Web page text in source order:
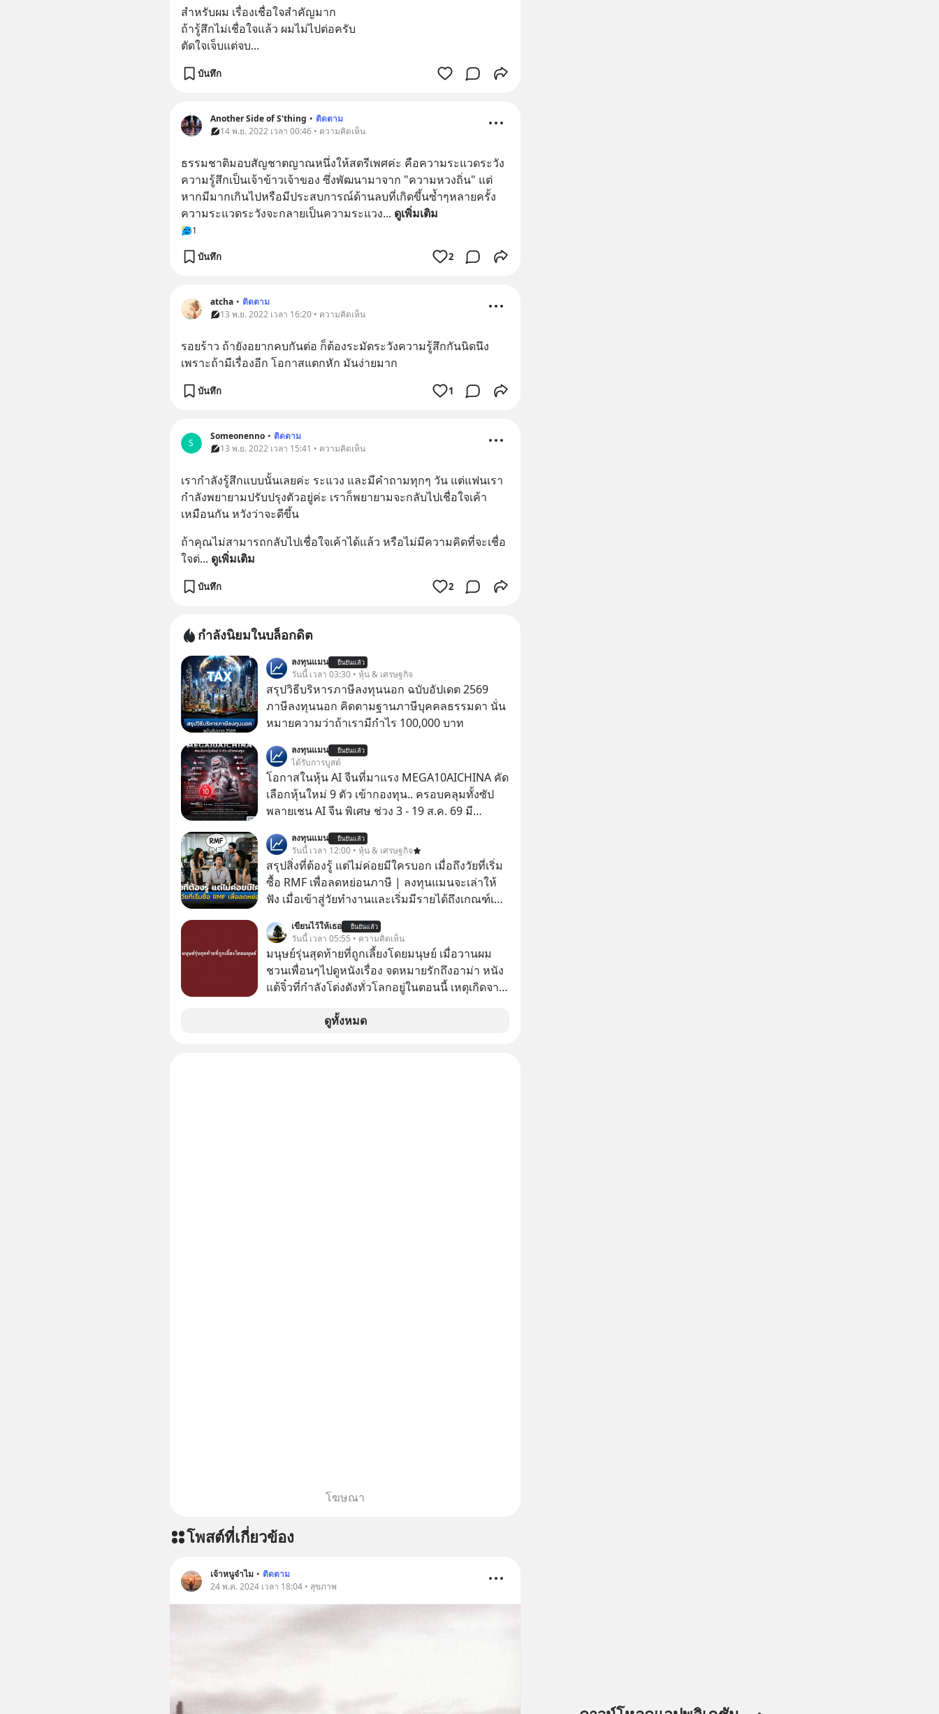
สำหรับผม เรื่องเชื่อใจสำคัญมาก
ถ้ารู้สึกไม่เชื่อใจแล้ว ผมไม่ไปต่อครับ
ตัดใจเจ็บแต่จบ...
บันทึก
Another Side of S'thing • ติดตาม
14 พ.ย. 2022 เวลา 00:46 • ความคิดเห็น
ธรรมชาติมอบสัญชาตญาณหนึ่งให้สตรีเพศค่ะ คือความระแวดระวัง
ความรู้สึกเป็นเจ้าข้าวเจ้าของ ซึ่งพัฒนามาจาก "ความหวงถิ่น" แต่
หากมีมากเกินไปหรือมีประสบการณ์ด้านลบที่เกิดขึ้นซ้ำๆหลายครั้ง
ความระแวดระวังจะกลายเป็นความระแวง... ดูเพิ่มเติม
1
บันทึก 2
atcha • ติดตาม
13 พ.ย. 2022 เวลา 16:20 • ความคิดเห็น
รอยร้าว ถ้ายังอยากคบกันต่อ ก็ต้องระมัดระวังความรู้สึกกันนิดนึง
เพราะถ้ามีเรื่องอีก โอกาสแตกหัก มันง่ายมาก
บันทึก 1
S
Someonenno • ติดตาม
13 พ.ย. 2022 เวลา 15:41 • ความคิดเห็น
เรากำลังรู้สึกแบบนั้นเลยค่ะ ระแวง และมีคำถามทุกๆ วัน แต่แฟนเรา
กำลังพยายามปรับปรุงตัวอยู่ค่ะ เราก็พยายามจะกลับไปเชื่อใจเค้า
เหมือนกัน หวังว่าจะดีขึ้น
ถ้าคุณไม่สามารถกลับไปเชื่อใจเค้าได้แล้ว หรือไม่มีความคิดที่จะเชื่อ
ใจต่... ดูเพิ่มเติม
บันทึก 2
กำลังนิยมในบล็อกดิต
ลงทุนแมน ยืนยันแล้ว
วันนี้ เวลา 03:30 • หุ้น & เศรษฐกิจ
สรุปวิธีบริหารภาษีลงทุนนอก ฉบับอัปเดต 2569
ภาษีลงทุนนอก คิดตามฐานภาษีบุคคลธรรมดา นั่น
หมายความว่าถ้าเรามีกำไร 100,000 บาท
ลงทุนแมน ยืนยันแล้ว
ได้รับการบูสต์
โอกาสในหุ้น AI จีนที่มาแรง MEGA10AICHINA คัด
เลือกหุ้นใหม่ 9 ตัว เข้ากองทุน.. ครอบคลุมทั้งซัป
พลายเชน AI จีน พิเศษ ช่วง 3 - 19 ส.ค. 69 มี
บาทขึ้นไป ฟรีค่าธรรมเนียมซื้อ
ลงทุนแมน ยืนยันแล้ว
วันนี้ เวลา 12:00 • หุ้น & เศรษฐกิจ
สรุปสิ่งที่ต้องรู้ แต่ไม่ค่อยมีใครบอก เมื่อถึงวัยที่เริ่ม
ซื้อ RMF เพื่อลดหย่อนภาษี | ลงทุนแมนจะเล่าให้
ฟัง เมื่อเข้าสู่วัยทำงานและเริ่มมีรายได้ถึงเกณฑ์เสีย
เพราะนอกจากจะช่วยลดหย่อนภาษีได้แล้ว ยังเป็น
โอกาสในการสร้างความมั่งคั่งระยะยาว แต่น้อยคน
นักที่จะลงลึกว่า ถ้าลงทุนใน RMF ควรรู้ อะไรบ้าง
ควรดู ตรงไหน ทำอย่างไร ถึงจะดีกับเรา แล้วเรา
ควรรู้ข้อมูลอะไรเกี่ยวกับ RMF บ้าง เพื่อให้นำไปใช้
ต่อได้จริง ๆ ลงทุนแมนจะเล่าให้ฟัง
เขียนไว้ให้เธอ ยืนยันแล้ว
วันนี้ เวลา 05:55 • ความคิดเห็น
มนุษย์รุ่นสุดท้ายที่ถูกเลี้ยงโดยมนุษย์ เมื่อวานผม
ชวนเพื่อนๆไปดูหนังเรื่อง จดหมายรักถึงอาม่า หนัง
แต้จิ๋วที่กำลังโด่งดังทั่วโลกอยู่ในตอนนี้ เหตุเกิดจาก
ดูทั้งหมด
โฆษณา
โพสต์ที่เกี่ยวข้อง
เจ้าหนูจำไม • ติดตาม
24 พ.ค. 2024 เวลา 18:04 • สุขภาพ